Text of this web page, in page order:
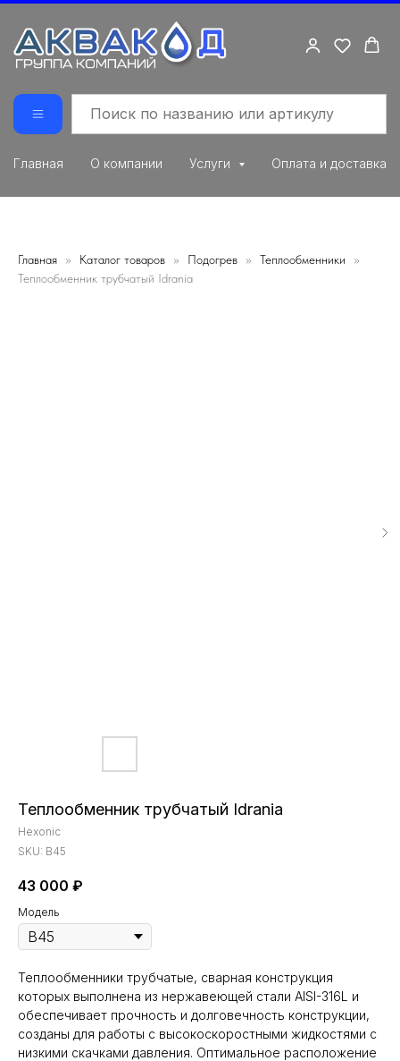
Главная О компании Услуги Оплата и доставка
Главная Каталог товаров Подогрев
Теплообменники
Теплообменник трубчатый Idrania
Теплообменник трубчатый Idrania
Hexonic
SKU: B45
43 000 ₽
Модель
Теплообменники трубчатые, сварная конструкция
которых выполнена из нержавеющей стали AISI-316L и
обеспечивает прочность и долговечность конструкции,
созданы для работы с высокоскоростными жидкостями с
низкими скачками давления. Оптимальное расположение